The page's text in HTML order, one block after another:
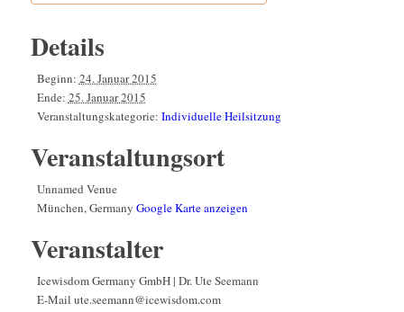
Details
Beginn: 24. Januar 2015
Ende: 25. Januar 2015
Veranstaltungskategorie: Individuelle Heilsitzung
Veranstaltungsort
Unnamed Venue
München,Germany Google Karte anzeigen
Veranstalter
Icewisdom Germany GmbH | Dr. Ute Seemann
E-Mail ute.seemann@icewisdom.com